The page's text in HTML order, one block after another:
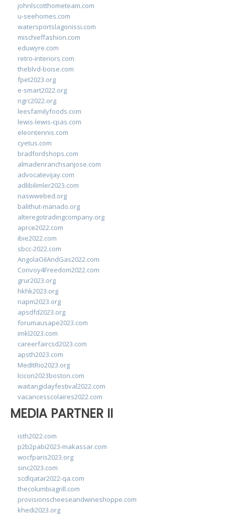
johnlscotthometeam.com
u-seehomes.com
watersportslagonissi.com
mischieffashion.com
eduwyre.com
retro-interiors.com
theblvd-boise.com
fpet2023.org
e-smart2022.org
ngrc2022.org
leesfamilyfoods.com
lewis-lewis-cpas.com
eleontennis.com
cyetus.com
bradfordshops.com
almadenranchsanjose.com
advocatevijay.com
adlibilimler2023.com
naswwebed.org
balithut-manado.org
alteregotradingcompany.org
aprce2022.com
ibie2022.com
sbcc-2022.com
AngolaOilAndGas2022.com
Convoy4Freedom2022.com
grur2023.org
hkhk2023.org
napm2023.org
apsdfd2023.org
forumausape2023.com
imkl2023.com
careerfaircsd2023.com
apsth2023.com
MedItRio2023.org
lcicon2023boston.com
waitangidayfestival2022.com
vacancesscolaires2022.com
MEDIA PARTNER II
isth2022.com
p2b2pabi2023-makassar.com
wocfparis2023.org
sinc2023.com
scdlqatar2022-qa.com
thecolumbiagrill.com
provisionscheeseandwineshoppe.com
khedi2023.org